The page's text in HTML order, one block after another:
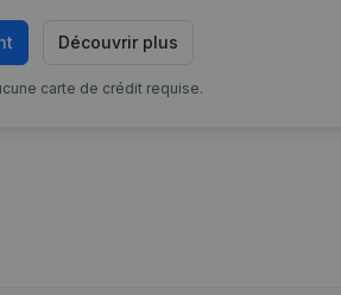
Découvrir plus
carte de crédit requise.